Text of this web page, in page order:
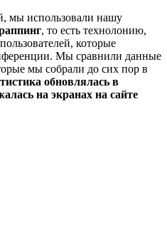
мы использовали нашу
, то есть технолонию,
которые
Мы сравнили данные
мы собрали до сих пор в
обновлялась в
на экранах на сайте